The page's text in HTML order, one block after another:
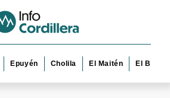
Epuyén Cholila El Maitén El Bolsón